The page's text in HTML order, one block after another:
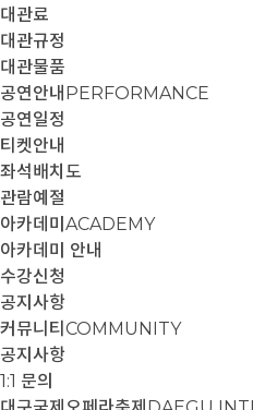
대관료
대관규정
대관물품
공연안내 PERFORMANCE
공연일정
티켓안내
좌석배치도
관람예절
아카데미 ACADEMY
아카데미 안내
수강신청
공지사항
커뮤니티 COMMUNITY
공지사항
1:1 문의